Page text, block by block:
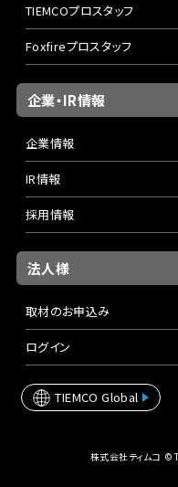
TIEMCOプロスタッフ
Foxfireプロスタッフ
企業・IR情報
企業情報
IR情報
採用情報
法人様
取材のお申込み
ログイン
TIEMCO Global
株式会社ティムコ